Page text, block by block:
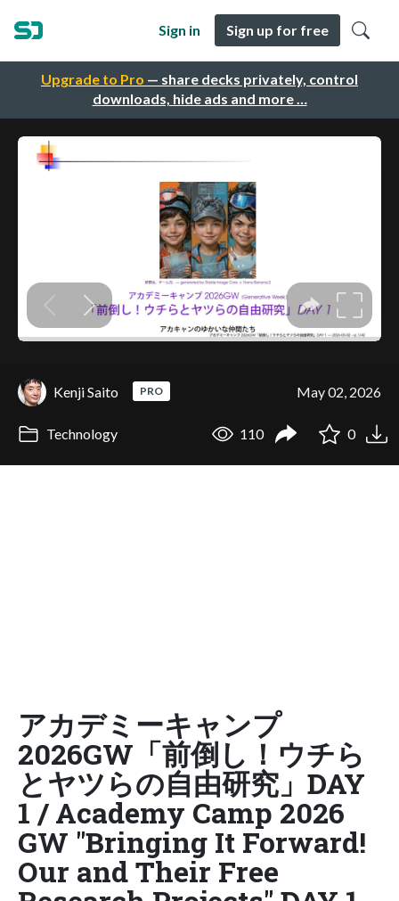
Upgrade to Pro — share decks privately, control
downloads, hide ads and more …
Sign in Sign up for free
Kenji Saito PRO May 02, 2026
Technology 110 0
アカデミーキャンプ
2026GW「前倒し！ウチら
とヤツらの自由研究」DAY
1 / Academy Camp 2026
GW "Bringing It Forward!
Our and Their Free